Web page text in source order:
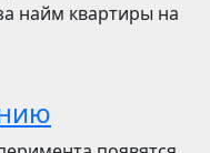
найм квартиры на